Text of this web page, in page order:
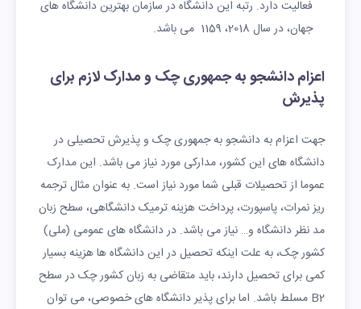
فعالیت دارد. رتبه این دانشگاه در سازمان بهترین دانشگاه های
جهان، در سال 2018، 1159 می باشد.
اعزام دانشجو به جمهوری چک و مدارک لازم برای
پذیرش
جهت اعزام به دانشجو به جمهوری چک و پذیرش تحصیلی در
دانشگاه های این کشور، مدارکی مورد نیاز می باشد. این مدارک
عموما از تحصیلات قبلی شما مورد نیاز است. به عنوان مثال ترجمه
ریز نمرات، پاسپورت، پرداخت هزینه ترمیک دانشگاهی، سطح زبان
مد نظر دانشگاه و… نیاز می باشد. در دانشگاه های عمومی (ملی)
کشور چک، به علت اینکه تحصیل در این دانشگاه ها هزینه بسیار
کمی برای تحصیل دارند، باید متقاضی به زبان کشور چک در سطح
B2 مسلط باشد. اما برای پذیر دانشگاه های خصوصی، می توان